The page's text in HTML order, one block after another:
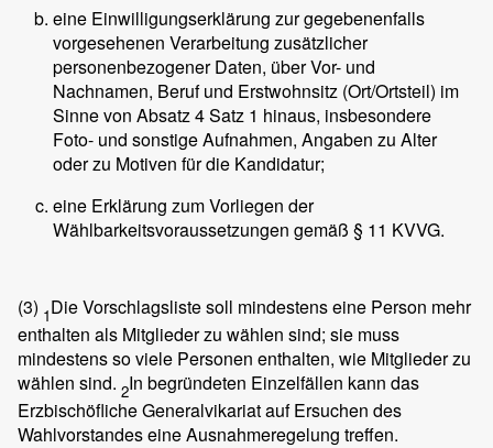
eine Einwilligungserklärung zur gegebenenfalls
vorgesehenen Verarbeitung zusätzlicher
personenbezogener Daten, über Vor- und
Nachnamen, Beruf und Erstwohnsitz (Ort/Ortsteil) im
Sinne von Absatz 4 Satz 1 hinaus, insbesondere
Foto- und sonstige Aufnahmen, Angaben zu Alter
oder zu Motiven für die Kandidatur;
eine Erklärung zum Vorliegen der
Wählbarkeitsvoraussetzungen gemäß § 11 KVVG.
(3) 1Die Vorschlagsliste soll mindestens eine Person mehr
enthalten als Mitglieder zu wählen sind; sie muss
mindestens so viele Personen enthalten, wie Mitglieder zu
wählen sind. 2In begründeten Einzelfällen kann das
Erzbischöfliche Generalvikariat auf Ersuchen des
Wahlvorstandes eine Ausnahmeregelung treffen.